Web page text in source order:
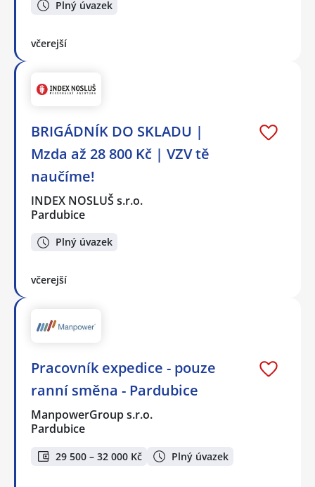
Plný úvazek
včerejší
BRIGÁDNÍK DO SKLADU |
Mzda až 28 800 Kč | VZV tě
naučíme!
INDEX NOSLUŠ s.r.o.
Pardubice
Plný úvazek
včerejší
Pracovník expedice - pouze
ranní směna - Pardubice
ManpowerGroup s.r.o.
Pardubice
29 500 – 32 000 Kč Plný úvazek